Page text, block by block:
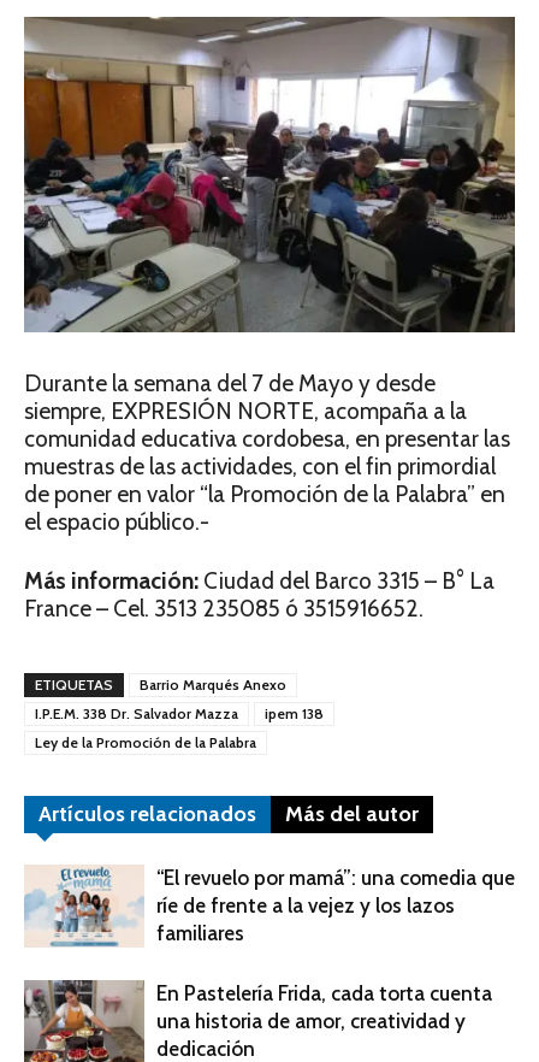
Durante la semana del 7 de Mayo y desde
siempre, EXPRESIÓN NORTE, acompaña a la
comunidad educativa cordobesa, en presentar las
muestras de las actividades, con el fin primordial
de poner en valor “la Promoción de la Palabra” en
el espacio público.-
Más información: Ciudad del Barco 3315 – B° La
France – Cel. 3513 235085 ó 3515916652.
ETIQUETAS
Barrio Marqués Anexo
I.P.E.M. 338 Dr. Salvador Mazza
ipem 138
Ley de la Promoción de la Palabra
Artículos relacionados Más del autor
“El revuelo por mamá”: una comedia que
ríe de frente a la vejez y los lazos
familiares
En Pastelería Frida, cada torta cuenta
una historia de amor, creatividad y
dedicación